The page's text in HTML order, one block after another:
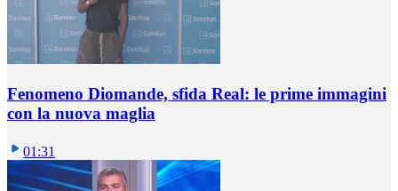
Fenomeno Diomande, sfida Real: le prime immagini
con la nuova maglia
01:31